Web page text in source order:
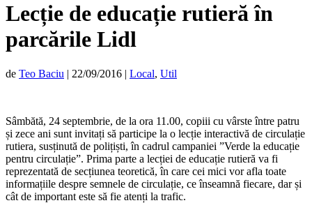
Lecție de educație rutieră în
parcările Lidl
de Teo Baciu | 22/09/2016 | Local, Util
Sâmbătă, 24 septembrie, de la ora 11.00, copiii cu vârste între patru
și zece ani sunt invitați să participe la o lecție interactivă de circulație
rutiera, susținută de polițiști, în cadrul campaniei ”Verde la educație
pentru circulație”. Prima parte a lecției de educație rutieră va fi
reprezentată de secțiunea teoretică, în care cei mici vor afla toate
informațiile despre semnele de circulație, ce înseamnă fiecare, dar și
cât de important este să fie atenți la trafic.